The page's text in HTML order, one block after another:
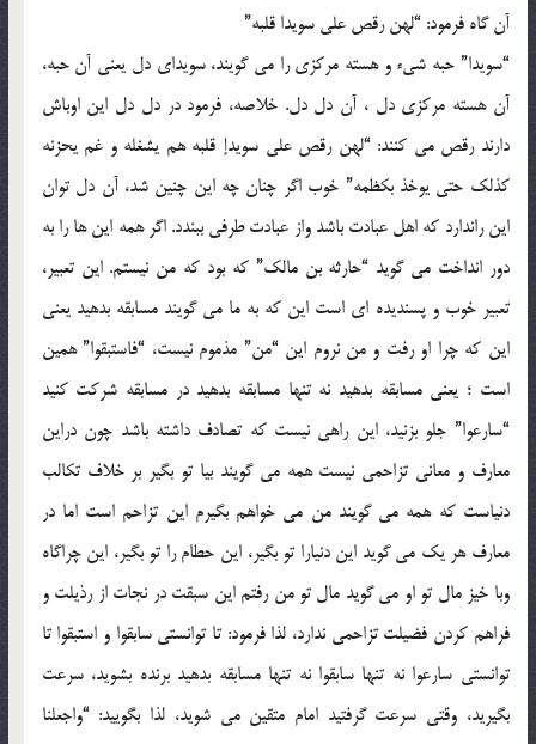
آن گاه فرمود: “لهن رقص علی سویدا قلبه”
“سویدا” حبه شی‏ء و هسته مرکزی را می گویند، سویدای دل یعنی آن حبه،
آن هسته مرکزی دل ، آن دل دل. خلاصه، فرمود در دل دل این اوباش
دارند رقص می کنند: “لهن رقص علی سویدإ قلبه هم یشغله و غم یحزنه
کذلک حتی یوخذ بکظمه” خوب اگر چنان چه این چنین شد، آن دل توان
این راندارد که اهل عبادت باشد واز عبادت طرفی ببندد. اگر همه این ها را به
دور انداخت می گوید “حارثه بن مالک” که بود که من نیستم. این تعبیر،
تعبیر خوب و پسندیده ای است این که به ما می گویند مسابقه بدهید یعنی
این که چرا او رفت و من نروم این “من” مذموم نیست، “فاستبقوا” همین
است ؛ یعنی مسابقه بدهید نه تنها مسابقه بدهید در مسابقه شرکت کنید
“سارعوا” جلو بزنید، این راهی نیست که تصادف داشته باشد چون دراین
معارف و معانی تزاحمی نیست همه می گویند بیا تو بگیر بر خلاف تکالب
دنیاست که همه می گویند من می خواهم بگیرم این تزاحم است اما در
معارف هر یک می گوید این دنیارا تو بگیر، این حطام را تو بگیر، این چراگاه
وبا خیز مال تو او می گوید مال تو من رفتم این سبقت در نجات از رذیلت و
فراهم کردن فضیلت تزاحمی ندارد، لذا فرمود: تا توانستی سابقوا و استبقوا تا
توانستی سارعوا نه تنها سابقوا نه تنها مسابقه بدهید برنده بشوید، سرعت
بگیرید، وقتی سرعت گرفتید امام متقین می شوید، لذا بگویید: “واجعلنا